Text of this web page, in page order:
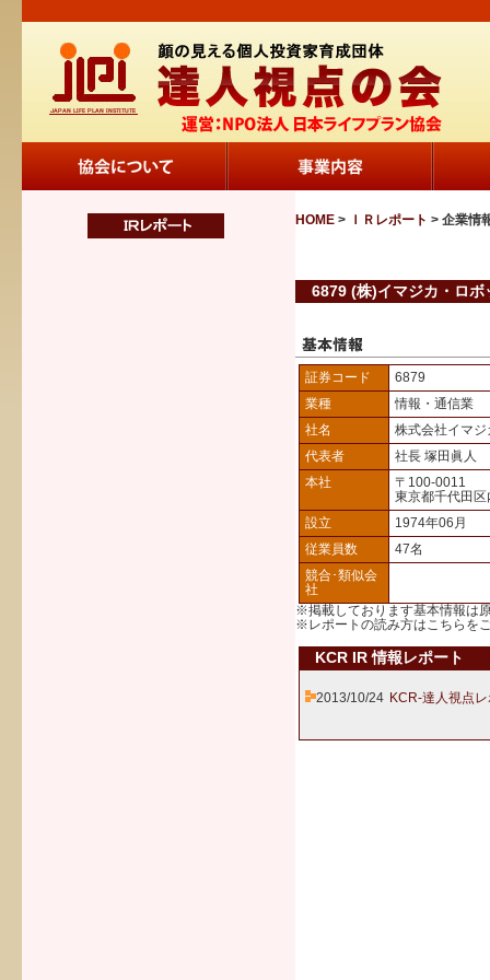
HOME > ＩＲレポート > 企業情
6879 (株)イマジカ・ロ
証券コード
6879
業種
情報・通信業
社名
株式会社イマ
代表者
社長 塚田眞人
本社
〒100-0011
東京都千代田
設立
1974年06月
従業員数
47名
競合･類似会
社
※掲載しております基本情報は
※レポートの読み方はこちら を
KCR IR 情報レポート
2013/10/24 KCR-達人視点